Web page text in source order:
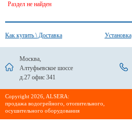
Раздел не найден
Как купить \ Доставка Установка
Москва,
Алтуфьевское шоссе
д.27 офис 341
Сopyright 2026, ALSERA:
продажа водогрейного, отопительного,
осушительного оборудования